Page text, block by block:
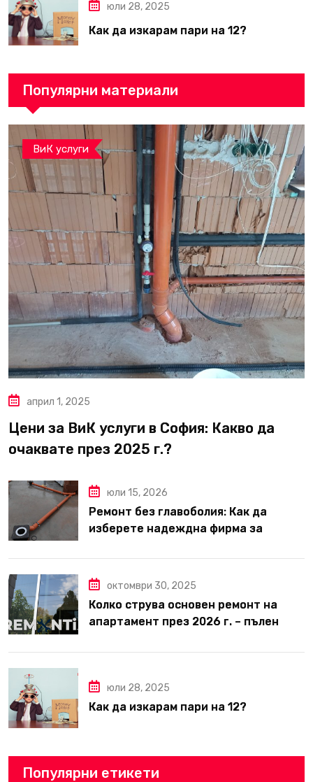
юли 28, 2025
Как да изкарам пари на 12?
Популярни материали
ВиК услуги
април 1, 2025
Цени за ВиК услуги в София: Какво да
очаквате през 2025 г.?
юли 15, 2026
Ремонт без главоболия: Как да
изберете надеждна фирма за
октомври 30, 2025
Колко струва основен ремонт на
апартамент през 2026 г. – пълен
юли 28, 2025
Как да изкарам пари на 12?
Популярни етикети